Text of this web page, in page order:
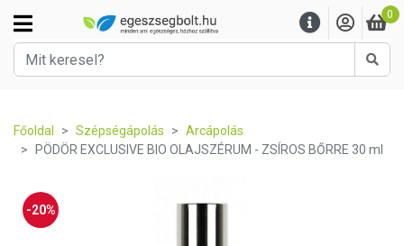
0
Főoldal Szépségápolás
Arcápolás
PÖDÖR EXCLUSIVE BIO OLAJSZÉRUM - ZSÍROS BŐRRE 30 ml
-20%